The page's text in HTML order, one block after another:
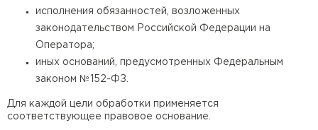
исполнения обязанностей, возложенных
законодательством Российской Федерации на
Оператора;
иных оснований, предусмотренных Федеральным
законом №152-ФЗ.
Для каждой цели обработки применяется
соответствующее правовое основание.